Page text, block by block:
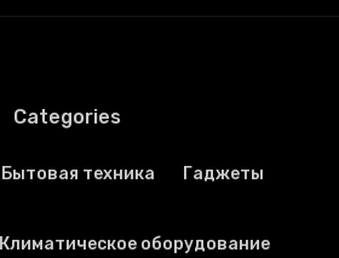
Categories
Бытовая техника Гаджеты
Климатическое оборудование